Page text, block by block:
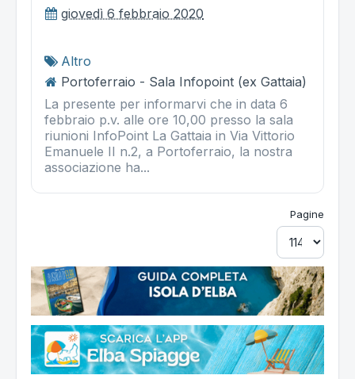
giovedì 6 febbraio 2020
Altro
Portoferraio - Sala Infopoint (ex Gattaia)
La presente per informarvi che in data 6
febbraio p.v. alle ore 10,00 presso la sala
riunioni InfoPoint La Gattaia in Via Vittorio
Emanuele II n.2, a Portoferraio, la nostra
associazione ha...
Pagine